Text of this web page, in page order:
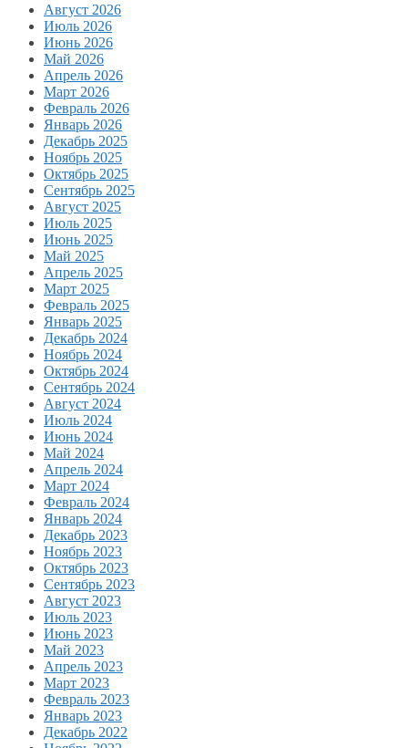
Август 2026
Июль 2026
Июнь 2026
Май 2026
Апрель 2026
Март 2026
Февраль 2026
Январь 2026
Декабрь 2025
Ноябрь 2025
Октябрь 2025
Сентябрь 2025
Август 2025
Июль 2025
Июнь 2025
Май 2025
Апрель 2025
Март 2025
Февраль 2025
Январь 2025
Декабрь 2024
Ноябрь 2024
Октябрь 2024
Сентябрь 2024
Август 2024
Июль 2024
Июнь 2024
Май 2024
Апрель 2024
Март 2024
Февраль 2024
Январь 2024
Декабрь 2023
Ноябрь 2023
Октябрь 2023
Сентябрь 2023
Август 2023
Июль 2023
Июнь 2023
Май 2023
Апрель 2023
Март 2023
Февраль 2023
Январь 2023
Декабрь 2022